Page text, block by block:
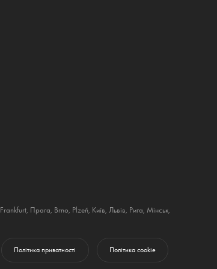
Frankfurt, Прага Brno Plzeň, Київ Львів Рига Мінськ,
Політика приватності Політика cookie